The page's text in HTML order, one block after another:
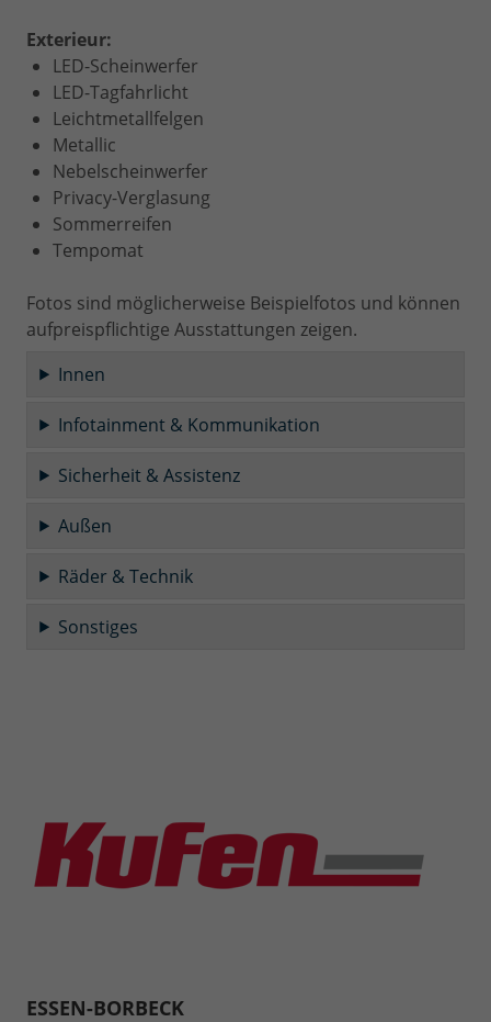
Exterieur:
LED-Scheinwerfer
LED-Tagfahrlicht
Leichtmetallfelgen
Metallic
Nebelscheinwerfer
Privacy-Verglasung
Sommerreifen
Tempomat
Fotos sind möglicherweise Beispielfotos und können
aufpreispflichtige Ausstattungen zeigen.
Innen
Infotainment & Kommunikation
Sicherheit & Assistenz
Außen
Räder & Technik
Sonstiges
ESSEN-BORBECK